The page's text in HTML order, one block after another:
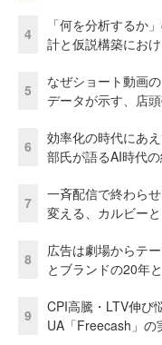
4
「何を分析するか
計と仮説構築にお
5
なぜショート動画
データが示す、店
6
効率化の時代にあ
部氏が語るAI時代
7
一斉配信で終わら
変える、カルビー
8
広告は劇場からテ
とブランドの20年
9
CPI高騰・LTV伸
UA「Freecash」の